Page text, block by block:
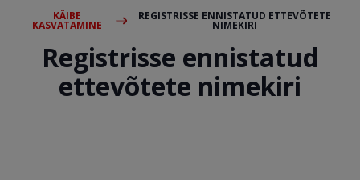
KÄIBE
KASVATAMINE
REGISTRISSE ENNISTATUD ETTEVÕTETE
NIMEKIRI
Registrisse ennistatud
ettevõtete nimekiri